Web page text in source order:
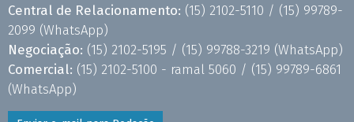
Central de Relacionamento: (15) 2102-5110 / (15) 99789-
2099 (WhatsApp)
Negociação: (15) 2102-5195 / (15) 99788-3219 (WhatsApp)
Comercial: (15) 2102-5100 - ramal 5060 / (15) 99789-6861
(WhatsApp)